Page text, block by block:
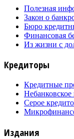
Полезная
Закон о
Бюро
Финансовая
Из жизни с
Кредиторы
Кредитные
Небанковское
Серое
Издания